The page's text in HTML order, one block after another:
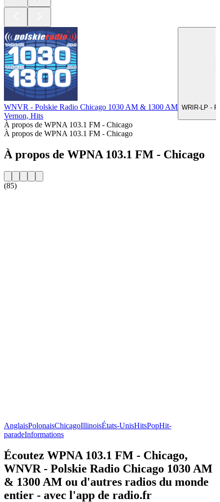
WNVR - Polskie Radio Chicago 1030 AM & 1300 AM
Vernon, Hits
WRIR-LP -
À propos de WPNA 103.1 FM - Chicago
À propos de WPNA 103.1 FM - Chicago
À propos de WPNA 103.1 FM - Chicago
(85)
AnglaisPolonaisChicagoIllinoisÉtats-UnisHitsPopHit-
paradeInformations
Écoutez WPNA 103.1 FM - Chicago,
WNVR - Polskie Radio Chicago 1030 AM
& 1300 AM ou d'autres radios du monde
entier - avec l'app de radio.fr